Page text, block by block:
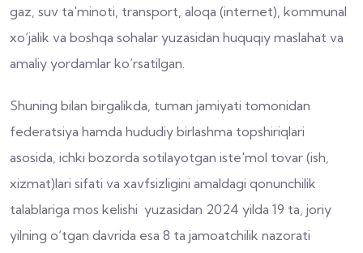
gaz, suv ta'minoti, transport, aloqa (internet), kommunal
xo‘jalik va boshqa sohalar yuzasidan huquqiy maslahat va
amaliy yordamlar ko‘rsatilgan.
Shuning bilan birgalikda, tuman jamiyati tomonidan
federatsiya hamda hududiy birlashma topshiriqlari
asosida, ichki bozorda sotilayotgan iste'mol tovar (ish,
xizmat)lari sifati va xavfsizligini amaldagi qonunchilik
talablariga mos kelishi yuzasidan 2024 yilda 19 ta, joriy
yilning o‘tgan davrida esa 8 ta jamoatchilik nazorati